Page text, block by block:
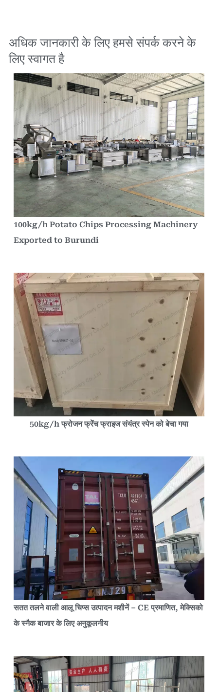
अधिक जानकारी के लिए हमसे संपर्क करने के
लिए स्वागत है
100kg/h Potato Chips Processing Machinery
Exported to Burundi
50kg/h फ्रोजन फ्रेंच फ्राइज संयंत्र स्पेन को बेचा गया
सतत तलने वाली आलू चिप्स उत्पादन मशीनें – CE प्रमाणित, मेक्सिको
के स्नैक बाजार के लिए अनुकूलनीय